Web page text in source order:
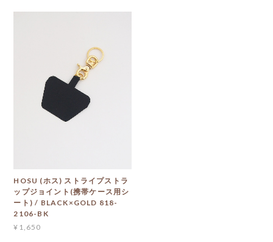
HOSU (ホス) ストライプストラ
ップジョイント(携帯ケース用シ
ート) / BLACK×GOLD 818-
2106-BK
¥1,650